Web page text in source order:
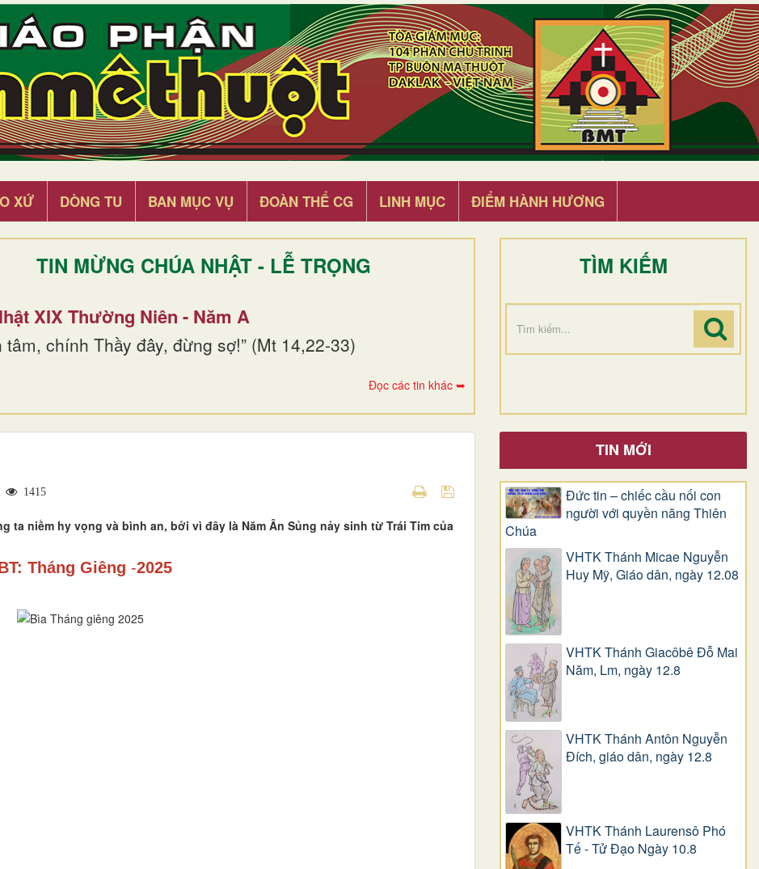
XỨ DÒNG TU BAN MỤC VỤ ĐOÀN THỂ CG LINH MỤC ĐIỂM HÀNH HƯƠNG
TIN MỪNG CHÚA NHẬT - LỄ TRỌNG
XIX Thường Niên - Năm A
tâm, chính Thầy đây, đừng sợ!” (Mt 14,22-33)
Đọc các tin khác ➥
TÌM KIẾM
1415
ta niềm hy vọng và bình an, bởi vì đây là Năm Ân Sủng nảy sinh từ Trái Tim của
Tháng Giêng -2025
TIN MỚI
Đức tin – chiếc cầu nối con
người với quyền năng Thiên
Chúa
VHTK Thánh Micae Nguyễn
Huy Mỹ, Giáo dân, ngày 12.08
VHTK Thánh Giacôbê Ðỗ Mai
Năm, Lm, ngày 12.8
VHTK Thánh Antôn Nguyễn
Ðích, giáo dân, ngày 12.8
VHTK Thánh Laurensô Phó
Tế - Tử Đạo Ngày 10.8